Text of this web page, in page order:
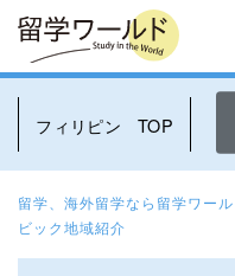
フィリピン TOP
留学、海外留学なら留学ワール
ビック地域紹介